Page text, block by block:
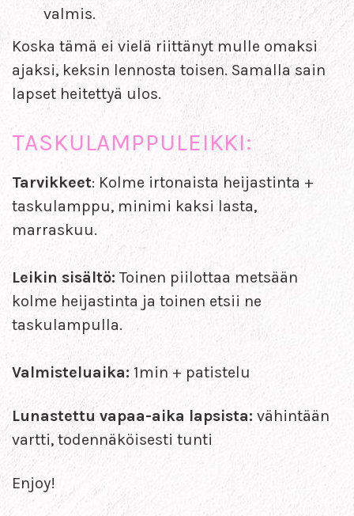
valmis.
Koska tämä ei vielä riittänyt mulle omaksi
ajaksi, keksin lennosta toisen. Samalla sain
lapset heitettyä ulos.
TASKULAMPPULEIKKI:
Tarvikkeet: Kolme irtonaista heijastinta +
taskulamppu, minimi kaksi lasta,
marraskuu.
Leikin sisältö: Toinen piilottaa metsään
kolme heijastinta ja toinen etsii ne
taskulampulla.
Valmisteluaika: 1min + patistelu
Lunastettu vapaa-aika lapsista: vähintään
vartti, todennäköisesti tunti
Enjoy!